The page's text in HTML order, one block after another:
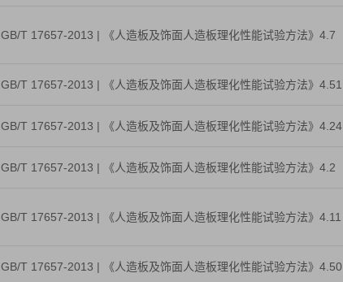
GB/T 17657-2013 | 《人造板及饰面人造板理化性能试验方法》4.7
GB/T 17657-2013 | 《人造板及饰面人造板理化性能试验方法》4.51
GB/T 17657-2013 | 《人造板及饰面人造板理化性能试验方法》4.24
GB/T 17657-2013 | 《人造板及饰面人造板理化性能试验方法》4.2
GB/T 17657-2013 | 《人造板及饰面人造板理化性能试验方法》4.11
GB/T 17657-2013 | 《人造板及饰面人造板理化性能试验方法》4.50